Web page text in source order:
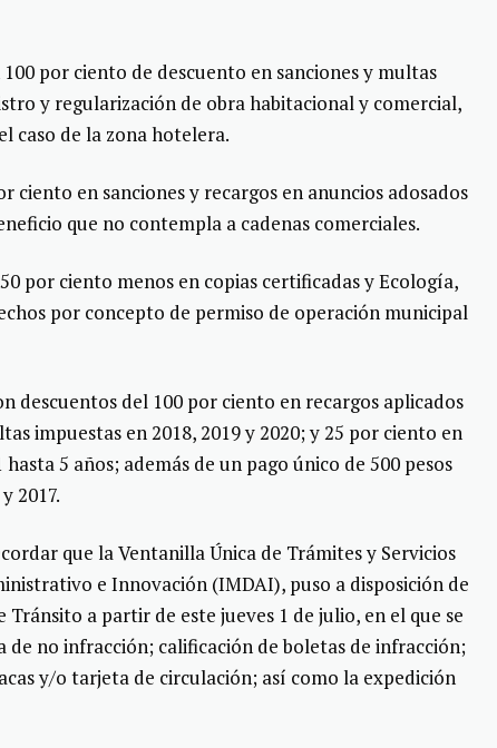
por ciento de descuento en sanciones y multas
y regularización de obra habitacional y comercial,
caso de la zona hotelera.
ciento en sanciones y recargos en anuncios adosados
que no contempla a cadenas comerciales.
por ciento menos en copias certificadas y Ecología,
por concepto de permiso de operación municipal
descuentos del 100 por ciento en recargos aplicados
impuestas en 2018, 2019 y 2020; y 25 por ciento en
5 años; además de un pago único de 500 pesos
2017.
que la Ventanilla Única de Trámites y Servicios
e Innovación (IMDAI), puso a disposición de
a partir de este jueves 1 de julio, en el que se
no infracción; calificación de boletas de infracción;
y/o tarjeta de circulación; así como la expedición